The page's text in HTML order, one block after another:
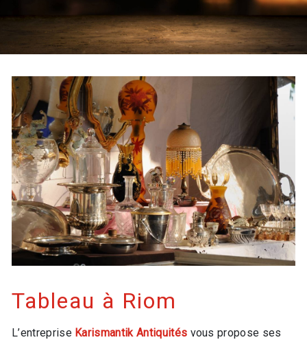
Tableau à Riom
L’entreprise Karismantik Antiquités vous propose ses